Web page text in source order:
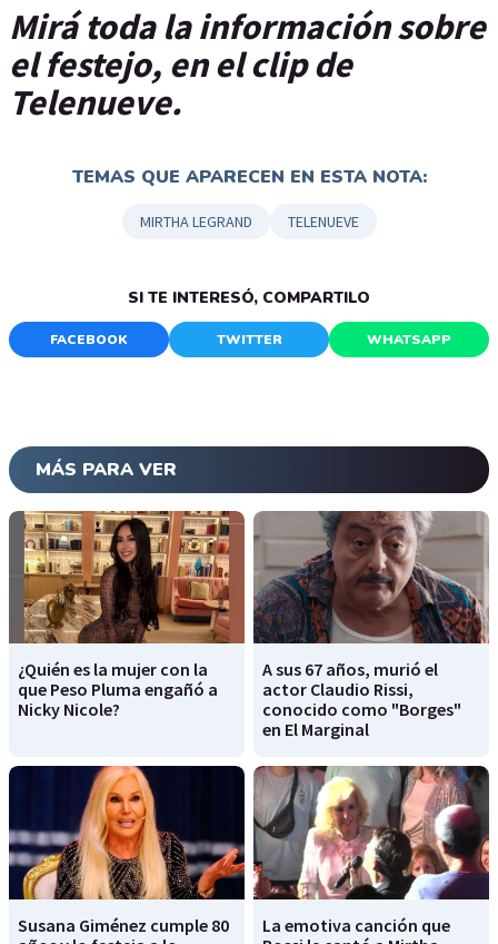
Mirá toda la información sobre
el festejo, en el clip de
Telenueve.
TEMAS QUE APARECEN EN ESTA NOTA:
MIRTHA LEGRAND TELENUEVE
SI TE INTERESÓ, COMPARTILO
FACEBOOK TWITTER WHATSAPP
MÁS PARA VER
¿Quién es la mujer con la
que Peso Pluma engañó a
Nicky Nicole?
A sus 67 años, murió el
actor Claudio Rissi,
conocido como "Borges"
en El Marginal
Susana Giménez cumple 80
La emotiva canción que